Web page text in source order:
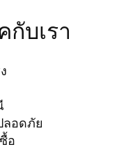
บเรา
ลอดภัย
อ